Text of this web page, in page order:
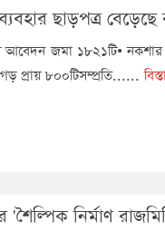
ছাড়পত্র
জমা ১৮২১টি•
প্রায় ৮০০টিসম্প্রতি......
'শৈল্পিক নির্মাণ